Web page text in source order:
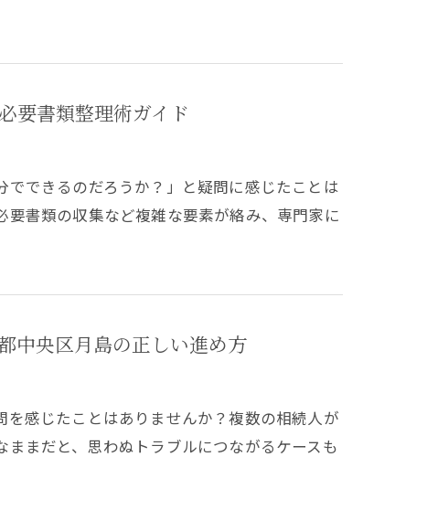
要書類整理術ガイド
できるのだろうか？」と疑問に感じたことは
書類の収集など複雑な要素が絡み、専門家に
中央区月島の正しい進め方
感じたことはありませんか？複数の相続人が
まだと、思わぬトラブルにつながるケースも